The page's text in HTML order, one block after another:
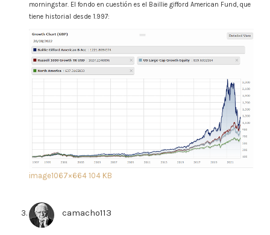
morningstar. El fondo en cuestión es el Baillie gifford American Fund, que
tiene historial desde 1.997:
image1067×664 104 KB
camacho113